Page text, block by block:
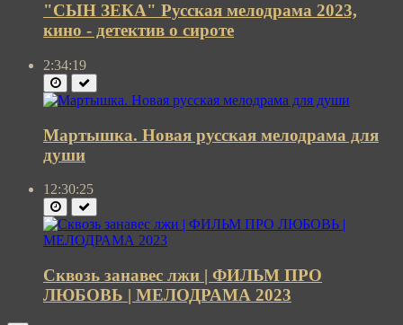
"СЫН ЗЕКА" Русская мелодрама 2023,
кино - детектив о сироте
2:34:19
Мартышка. Новая русская мелодрама для
души
12:30:25
Сквозь занавес лжи | ФИЛЬМ ПРО
ЛЮБОВЬ | МЕЛОДРАМА 2023